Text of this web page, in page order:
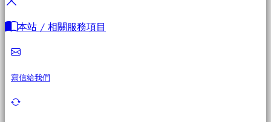
本站 / 相關服務項目
寫信給我們